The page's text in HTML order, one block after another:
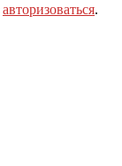
авторизоваться.